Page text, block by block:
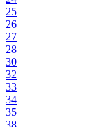
25
26
27
28
30
32
33
34
35
38